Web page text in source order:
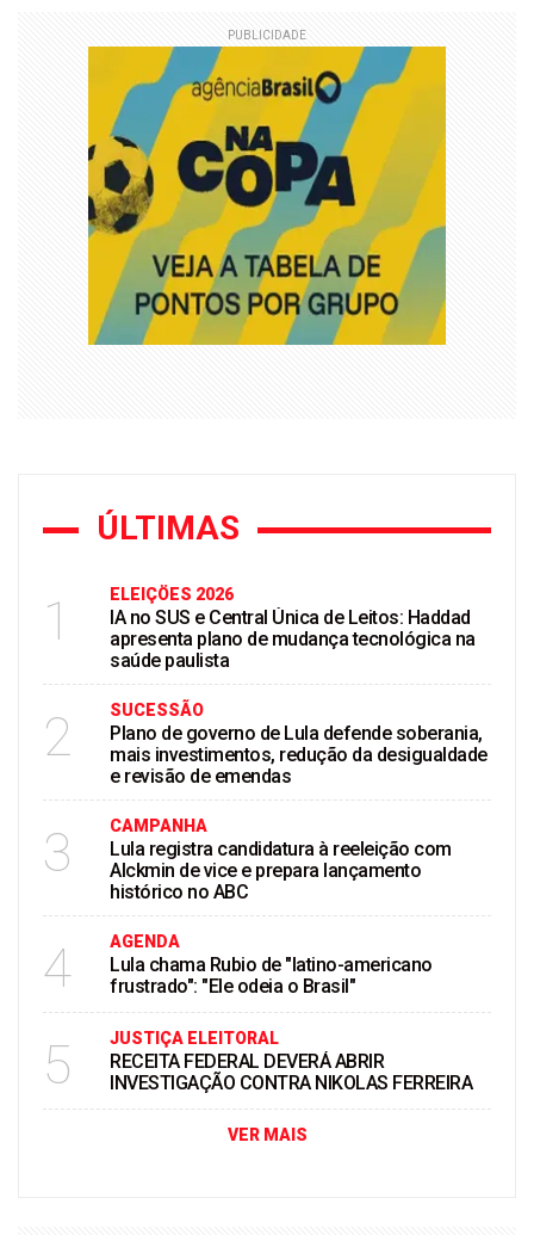
PUBLICIDADE
ÚLTIMAS
1 ELEIÇÖES 2026
IA no SUS e Central Única de Leitos: Haddad
apresenta plano de mudança tecnológica na
saúde paulista
2 SUCESSÃO
Plano de governo de Lula defende soberania,
mais investimentos, redução da desigualdade
e revisão de emendas
3 CAMPANHA
Lula registra candidatura à reeleição com
Alckmin de vice e prepara lançamento
histórico no ABC
4 AGENDA
Lula chama Rubio de "latino-americano
frustrado": "Ele odeia o Brasil"
5 JUSTIÇA ELEITORAL
RECEITA FEDERAL DEVERÁ ABRIR
INVESTIGAÇÃO CONTRA NIKOLAS FERREIRA
VER MAIS